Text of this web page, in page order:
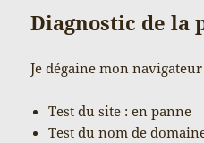
Diagnostic de la
Je dégaine mon navigateur
Test du site : en panne
Test du nom de